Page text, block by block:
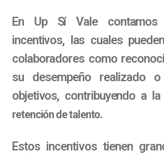
En Up Sí Vale
incentivos, las cuales
colaboradores como
su desempeño realizado
objetivos, contribuyendo a
retención de talento.
Estos incentivos tienen